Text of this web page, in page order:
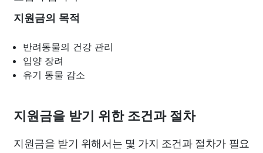
지원금의 목적
반려동물의 건강 관리
입양 장려
유기 동물 감소
지원금을 받기 위한 조건과 절차
지원금을 받기 위해서는 몇 가지 조건과 절차가 필요